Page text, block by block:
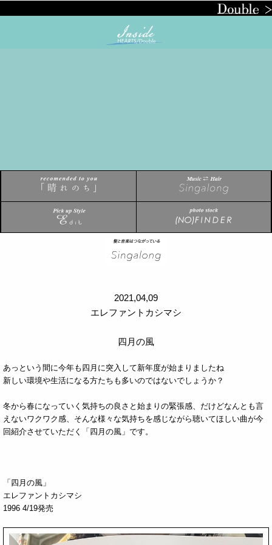
2021,04,09
エレファントカシマシ
四月の風
あっという間に今年も四月に突入して新年度が始まりましたね
新しい環境や生活になる方たちも多いのではないでしょうか？
冬から春になっていく気持ちの良さと始まりの緊張感、だけどなんとも言
えないワクワク感、そんな様々な気持ちを感じながら聴いてほしい曲が今
回紹介させていただく「四月の風」です。
「四月の風」
エレファントカシマシ
1996 4/19発売